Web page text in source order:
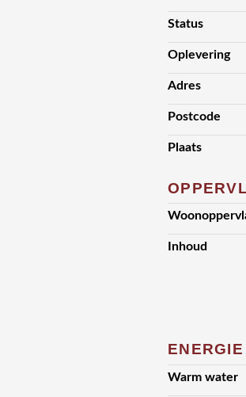
Status
Oplevering
Adres
Postcode
Plaats
Inhoud
ENERGIE
Warm water